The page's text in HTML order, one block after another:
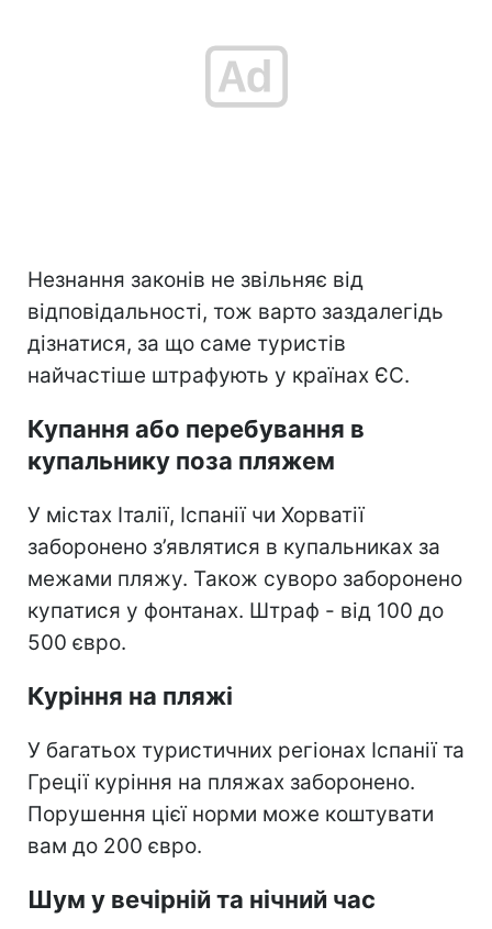
Незнання законів не звільняє від
відповідальності, тож варто заздалегідь
дізнатися, за що саме туристів
найчастіше штрафують у країнах ЄС.
Купання або перебування в
купальнику поза пляжем
У містах Італії, Іспанії чи Хорватії
заборонено з’являтися в купальниках за
межами пляжу. Також суворо заборонено
купатися у фонтанах. Штраф - від 100 до
500 євро.
Куріння на пляжі
У багатьох туристичних регіонах Іспанії та
Греції куріння на пляжах заборонено.
Порушення цієї норми може коштувати
вам до 200 євро.
Шум у вечірній та нічний час